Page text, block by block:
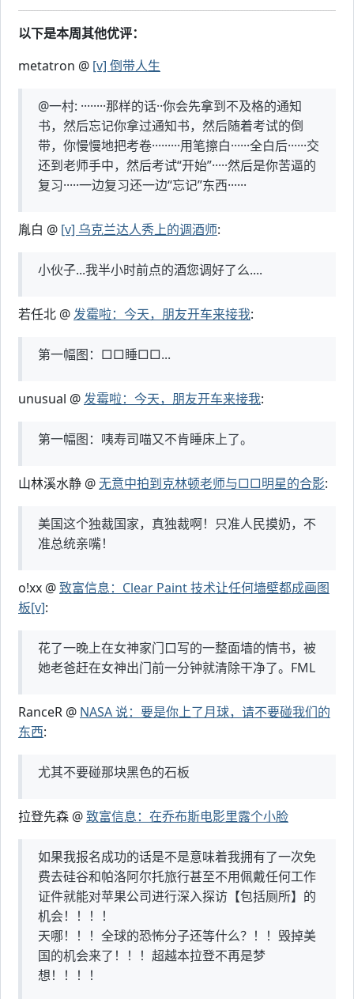
以下是本周其他优评：
metatron @ [v] 倒带人生
@一村: ········那样的话··你会先拿到不及格的通知
书，然后忘记你拿过通知书，然后随着考试的倒
带，你慢慢地把考卷·········用笔擦白······全白后······交
还到老师手中，然后考试“开始”·····然后是你苦逼的
复习·····一边复习还一边“忘记”东西······
胤白 @ [v] 乌克兰达人秀上的调酒师:
小伙子...我半小时前点的酒您调好了么....
若任北 @发霉啦：今天，朋友开车来接我:
第一幅图：□□睡□□...
unusual @发霉啦：今天，朋友开车来接我:
第一幅图：咦寿司喵又不肯睡床上了。
山林溪水静 @无意中拍到克林顿老师与□□明星的合影:
美国这个独裁国家，真独裁啊！只准人民摸奶，不
准总统亲嘴！
o!xx @致富信息：Clear Paint 技术让任何墙壁都成画图
板[v]:
花了一晚上在女神家门口写的一整面墙的情书，被
她老爸赶在女神出门前一分钟就清除干净了。FML
RanceR @ NASA 说：要是你上了月球，请不要碰我们的
东西:
尤其不要碰那块黑色的石板
拉登先森 @致富信息：在乔布斯电影里露个小脸
如果我报名成功的话是不是意味着我拥有了一次免
费去硅谷和帕洛阿尔托旅行甚至不用佩戴任何工作
证件就能对苹果公司进行深入探访【包括厕所】的
机会！！！！
天哪！！！全球的恐怖分子还等什么？！！毁掉美
国的机会来了！！！超越本拉登不再是梦
想！！！！